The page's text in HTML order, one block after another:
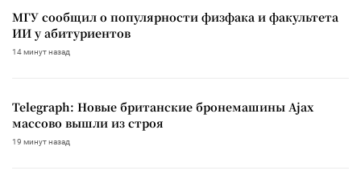
МГУ сообщил о популярности физфака и факультета
ИИ у абитуриентов
14 минут назад
Telegraph: Новые британские бронемашины Ajax
массово вышли из строя
19 минут назад